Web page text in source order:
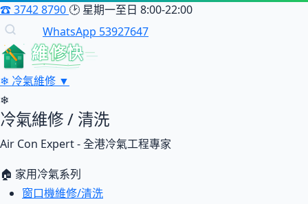
☎3742 8790 🕑 星期一至日 8:00-22:00
WhatsApp 53927647
維修快
❄ 冷氣維修 ▼
❄
冷氣維修 / 清洗
Air Con Expert - 全港冷氣工程專家
🏠 家用冷氣系列
窗口機維修/清洗